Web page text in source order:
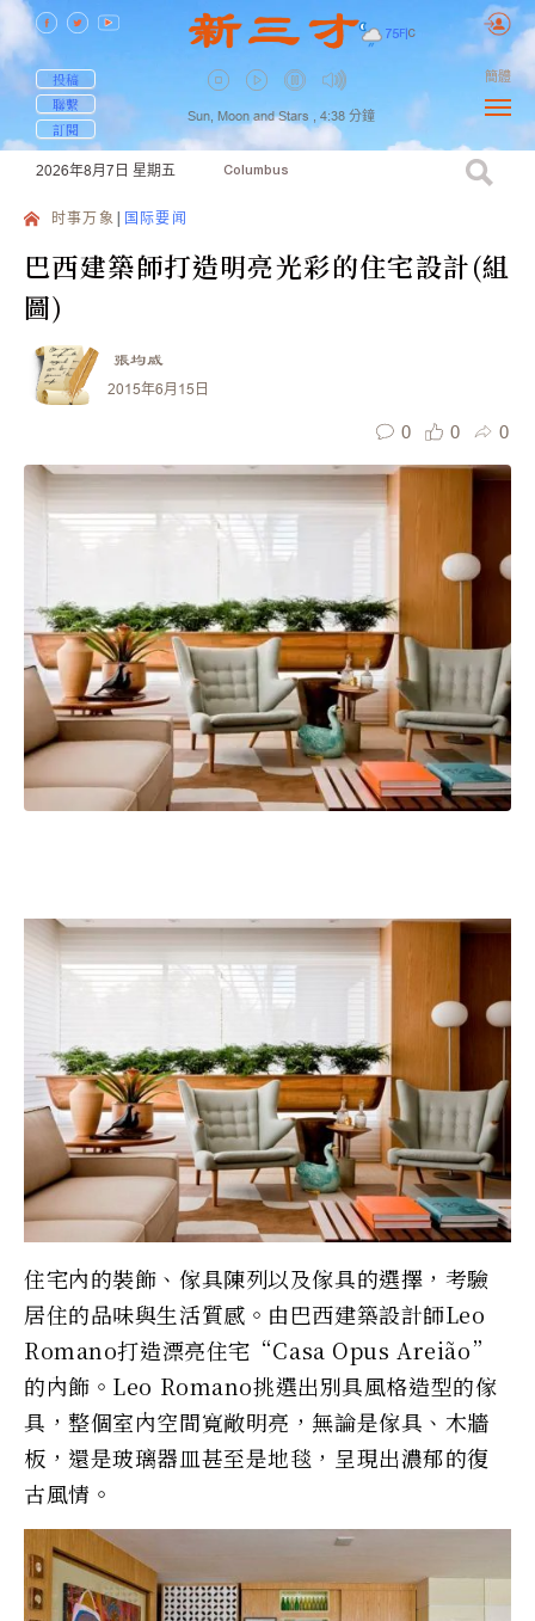
75F| C
投稿
聯繫
訂閱
Sun, Moon and Stars , 4:38 分鐘
簡體
2026年8月7日 星期五 Columbus
时事万象 国际要闻
巴西建築師打造明亮光彩的住宅設計(組
圖)
張均威
2015年6月15日
0 0 0
住宅內的裝飾、傢具陳列以及傢具的選擇，考驗
居住的品味與生活質感。由巴西建築設計師Leo
Romano打造漂亮住宅“Casa Opus Areião”
的內飾。Leo Romano挑選出別具風格造型的傢
具，整個室內空間寬敞明亮，無論是傢具、木牆
板，還是玻璃器皿甚至是地毯，呈現出濃郁的復
古風情。